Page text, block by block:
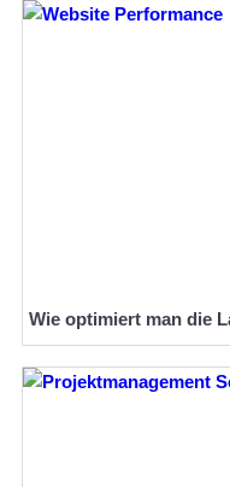
Wie optimiert man die